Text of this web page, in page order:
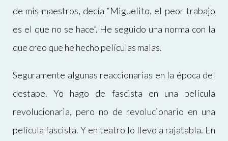
de mis maestros, decía “Miguelito, el peor trabajo
es el que no se hace”. He seguido una norma con la
que creo que he hecho películas malas.
Seguramente algunas reaccionarias en la época del
destape. Yo hago de fascista en una película
revolucionaria, pero no de revolucionario en una
película fascista. Y en teatro lo llevo a rajatabla. En